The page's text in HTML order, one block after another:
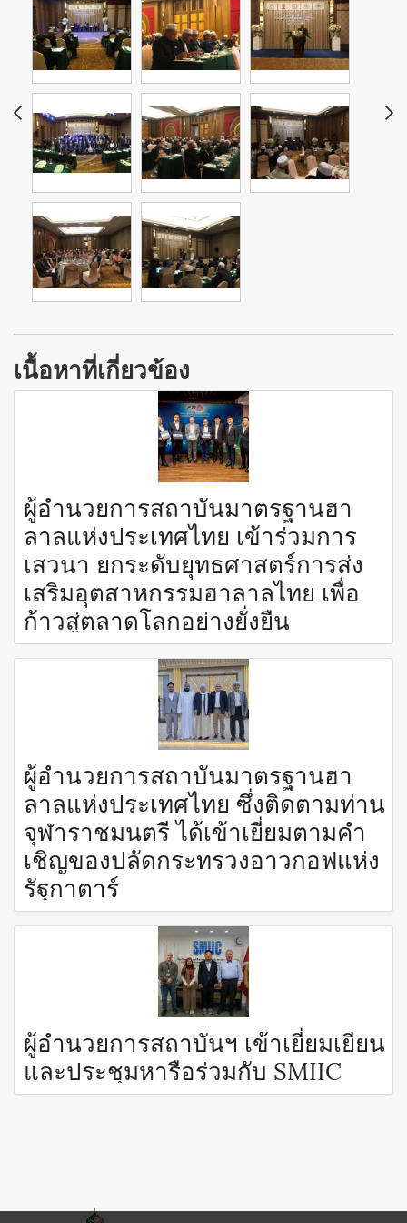
เนื้อหาที่เกี่ยวข้อง
ผู้อำนวยการสถาบันมาตรฐานฮา
ลาลแห่งประเทศไทย เข้าร่วมการ
เสวนา ยกระดับยุทธศาสตร์การส่ง
เสริมอุตสาหกรรมฮาลาลไทย เพื่อ
ก้าวสู่ตลาดโลกอย่างยั่งยืน
ผู้อำนวยการสถาบันมาตรฐานฮา
ลาลแห่งประเทศไทย ซึ่งติดตามท่าน
จุฬาราชมนตรี ได้เข้าเยี่ยมตามคำ
เชิญของปลัดกระทรวงอาวกอฟแห่ง
รัฐกาตาร์
ผู้อำนวยการสถาบันฯ เข้าเยี่ยมเยียน
และประชุมหารือร่วมกับ SMIIC